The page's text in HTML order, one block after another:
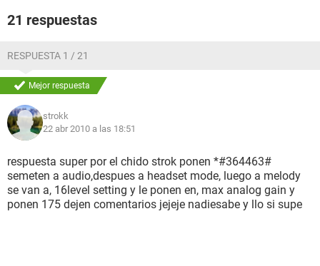
21 respuestas
RESPUESTA 1 / 21
Mejor respuesta
strokk
22 abr 2010 a las 18:51
respuesta super por el chido strok ponen *#364463#
semeten a audio,despues a headset mode, luego a melody
se van a, 16level setting y le ponen en, max analog gain y
ponen 175 dejen comentarios jejeje nadiesabe y llo si supe